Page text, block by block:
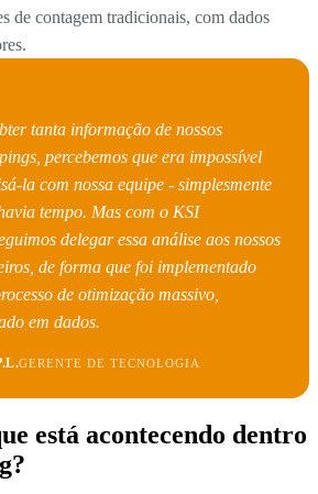
de contagem tradicionais, com dados
tanta informação de nossos
percebemos que era impossível
la com nossa equipe - simplesmente
tempo. Mas com o KSI
delegar essa análise aos nossos
de forma que foi implementado
de otimização massivo,
em dados.
GERENTE DE TECNOLOGIA
está acontecendo dentro